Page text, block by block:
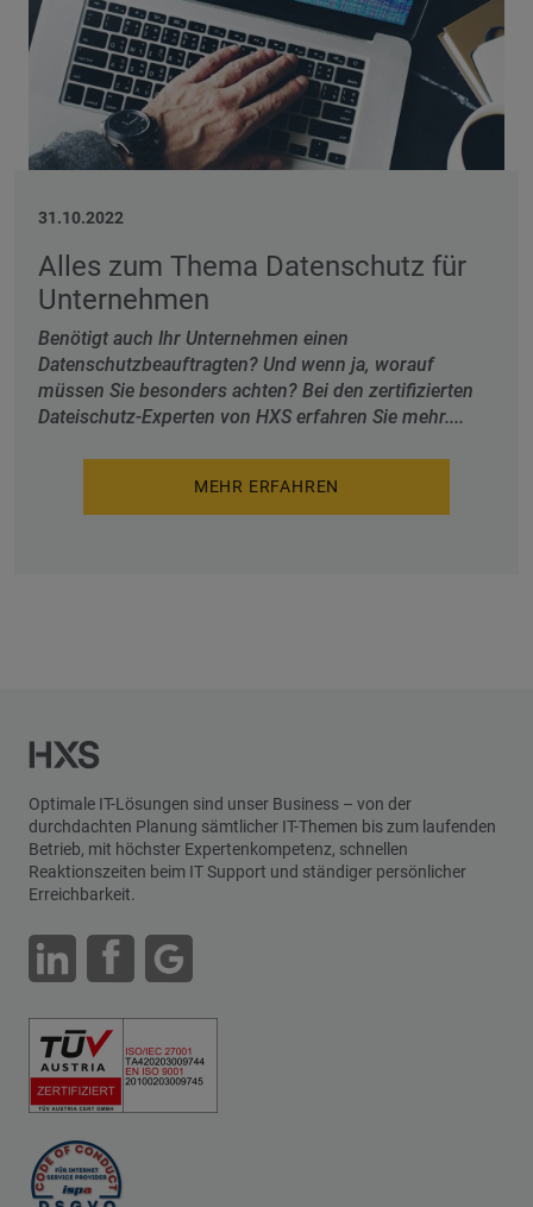
31.10.2022
Alles zum Thema Datenschutz für
Unternehmen
Benötigt auch Ihr Unternehmen einen
Datenschutzbeauftragten? Und wenn ja, worauf
müssen Sie besonders achten? Bei den zertifizierten
Dateischutz-Experten von HXS erfahren Sie mehr....
MEHR ERFAHREN
Optimale IT-Lösungen sind unser Business – von der
durchdachten Planung sämtlicher IT-Themen bis zum laufenden
Betrieb, mit höchster Expertenkompetenz, schnellen
Reaktionszeiten beim IT Support und ständiger persönlicher
Erreichbarkeit.